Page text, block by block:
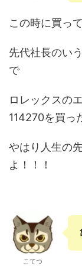
この時に買っ
先代社長のい
で
ロレックスの
114270を買っ
やはり人生の
よ！！！
こてつ